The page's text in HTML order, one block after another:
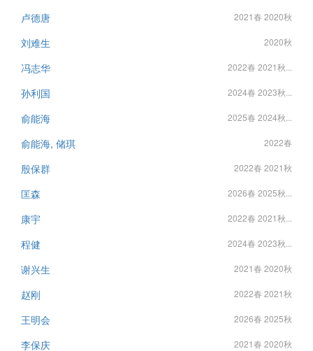
卢德唐 2021春 2020秋
刘难生 2020秋
冯志华 2022春 2021秋...
孙利国 2024春 2023秋...
俞能海 2025春 2024秋...
俞能海, 储琪 2022春
殷保群 2022春 2021秋
匡森 2026春 2025秋...
康宇 2022春 2021秋...
程健 2024春 2023秋...
谢兴生 2021春 2020秋
赵刚 2022春 2021秋
王明会 2026春 2025秋
李保庆 2021春 2020秋